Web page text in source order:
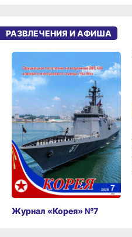
РАЗВЛЕЧЕНИЯ И АФИША
Журнал «Корея» №7